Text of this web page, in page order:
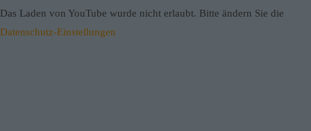
Das Laden von YouTube wurde nicht erlaubt. Bitte ändern Sie die
Datenschutz-Einstellungen